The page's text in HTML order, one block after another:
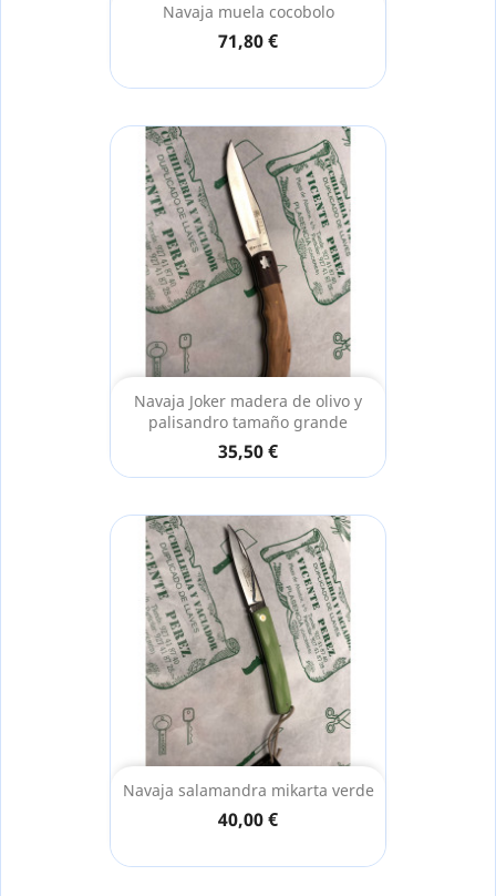
Navaja muela cocobolo
71,80 €
Navaja Joker madera de olivo y
palisandro tamaño grande
35,50 €
Navaja salamandra mikarta verde
40,00 €